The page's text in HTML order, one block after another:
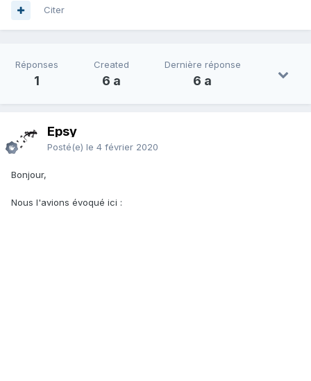
Citer
Réponses
1
Created
6 a
Dernière réponse
6 a
Epsy
Posté(e) le 4 février 2020
Bonjour,
Nous l'avions évoqué ici :